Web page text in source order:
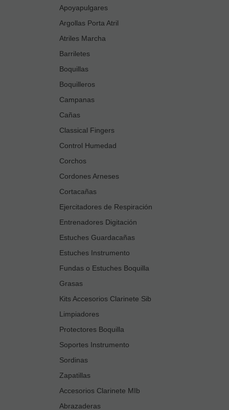
Apoyapulgares
Argollas Porta Atril
Atriles Marcha
Barriletes
Boquillas
Boquilleros
Campanas
Cañas
Classical Fingers
Control Humedad
Corchos
Cordones Arneses
Cortacañas
Ejercitadores de Respiración
Entrenadores Digitación
Estuches Guardacañas
Estuches Instrumento
Fundas o Estuches Boquilla
Grasas
Kits Accesorios Clarinete Sib
Limpiadores
Protectores Boquilla
Soportes Instrumento
Sordinas
Zapatillas
Accesorios Clarinete MIb
Abrazaderas